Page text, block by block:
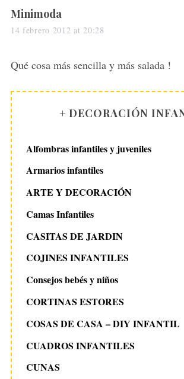
s
a
s
Minimoda
14 febrero 2012 at 20:28
Qué cosa más sencilla y más salada !
+ DECORACIÓN
Alfombras infantiles y juveniles
Armarios infantiles
ARTE Y DECORACIÓN
Camas Infantiles
CASITAS DE JARDIN
COJINES INFANTILES
Consejos bebés y niños
CORTINAS ESTORES
COSAS DE CASA – DIY INFANTIL
CUADROS INFANTILES
CUNAS